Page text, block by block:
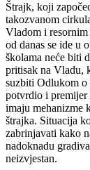
Štrajk, koji
takozvanom
Vladom i resornim
od danas se ide u
školama neće biti
pritisak na Vladu,
suzbiti Odlukom o
potvrdio i
imaju mehanizme
štrajka. Situacija
zabrinjavati kako
nadoknadu
neizvjestan.